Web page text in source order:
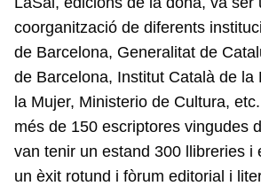
coorganització de diferents
de Barcelona, Generalitat de
de Barcelona, Institut Català de la
la Mujer, Ministerio de Cultura,
més de 150 escriptores vingudes
van tenir un estand 300 llibreries i
un èxit rotund i fòrum editorial i